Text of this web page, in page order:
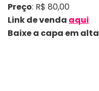
Preço: R$ 80,00
Link de venda aqui
Baixe a capa em alta